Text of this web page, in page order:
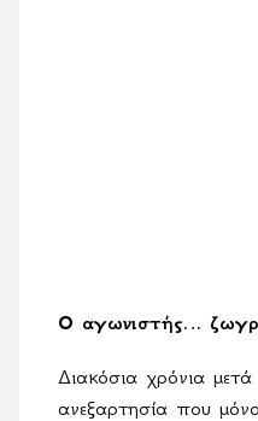
Ο αγωνιστής…
Διακόσια χρόνια
ανεξαρτησία που